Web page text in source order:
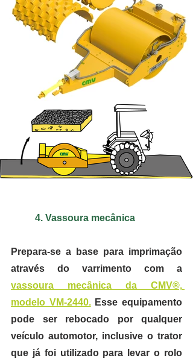
4. Vassoura mecânica
Prepara-se a base para imprimação
vassoura mecânica da CMV®,
modelo VM-2440. Esse equipamento
pode ser rebocado por qualquer
veículo automotor, inclusive o trator
que já foi utilizado para levar o rolo